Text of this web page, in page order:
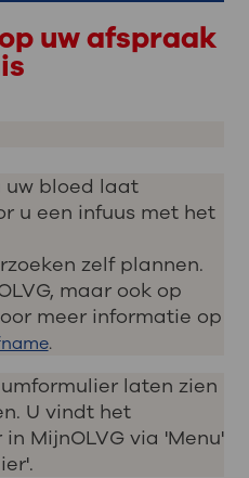
uw afspraak
uw bloed laat
u een infuus met het
zelf plannen.
maar ook op
meer informatie op
.
laten zien
U vindt het
MijnOLVG via 'Menu'